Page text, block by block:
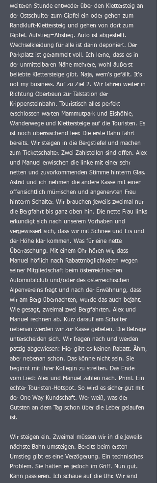
weiteren Stunde entweder über den Klettersteig an
der Ostschulter zum Gipfel ein oder gehen zum
Randkluft-Klettersteig und gehen von dort zum
Gipfel. Aufstieg=Abstieg. Auto ist abgestellt.
Wechselkleidung für alle ist darin deponiert. Der
Parkplatz ist gerammelt voll. Ich lerne, dass es in
der unmittelbaren Nähe mehrere, wohl äußerst
beliebte Klettersteige gibt. Naja, wem's gefällt. It's
not my business. Auf zu Ziel 2. Wir fahren weiter in
Richtung Obertraun zur Talstation der
Krippensteinbahn. Touristisch alles perfekt
erschlossen warten Mammutpark und Eishöhle,
Wanderwege und Klettersteige auf die Touristen. Es
ist noch überraschend leer. Die erste Bahn fährt
bereits. Wir steigen in die Bergstiefel und machen
zum Ticketschalter. Zwei Zahlstellen sind offen. Alex
und Manuel erwischen die linke mit einer sehr
netten und zuvorkommenden Stimme hinterm Glas.
Astrid und ich nehmen die andere Kasse mit einer
offensichtlich mürrischen und angenervten Frau
hinterm Schalter. Wir brauchen jeweils zweimal nur
die Bergfahrt bis ganz oben hin. Die nette Frau links
erkundigt sich nach unserem Vorhaben und
vergewissert sich, dass wir mit Schnee und Eis und
der Höhe klar kommen. Was für eine nette
Überraschung. Mit einem Ohr hören wir, dass
Manuel höflich nach Rabattmöglichkeiten wegen
seiner Mitgliedschaft beim österreichischen
Automobilclub und/oder des österreichischen
Alpenvereins fragt und nach der Erwähnung, dass
wir am Berg übernachten, wurde das auch bejaht.
Wie gesagt, zweimal zwei Bergfahrten. Alex und
Manuel rechnen ab. Kurz darauf am Schalter
nebenan werden wir zur Kasse gebeten. Die Beträge
unterscheiden sich. Wir fragen nach und werden
patzig abgewiesen: Hier gibt es keinen Rabatt. Ähm,
aber nebenan schon. Das könne nicht sein. Sie
beginnt mit ihrer Kollegin zu streiten. Das Ende
vom Lied: Alex und Manuel zahlen nach. Priml. Ein
echter Touristen-Hotspot. So wird es sicher gut mit
der One-Way-Kundschaft. Wer weiß, was der
Gutsten an dem Tag schon über die Leber gelaufen
ist.
Wir steigen ein. Zweimal müssen wir in die jeweils
nächste Bahn umsteigen. Bereits beim ersten
Umstieg gibt es eine Verzögerung. Ein technisches
Problem. Sie hätten es jedoch im Griff. Nun gut.
Kann passieren. Ich schaue auf die Uhr. Wir sind